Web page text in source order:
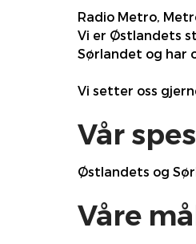
Radio Metro,
Vi er Østlandets
Sørlandet og har
Vi setter oss
Vår
Østlandets og
Våre